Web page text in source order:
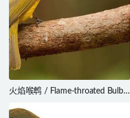
火焰喉鹎 / Flame-throated Bulbul